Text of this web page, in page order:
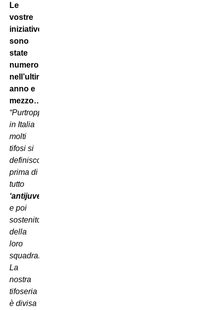
Le
vostre
iniziative
sono
state
numerose
nell’ultimo
anno e
mezzo…
“Purtroppo
in Italia
molti
tifosi si
definiscono
prima di
tutto
‘antijuventini’
e poi
sostenitori
della
loro
squadra.
La
nostra
tifoseria
è divisa